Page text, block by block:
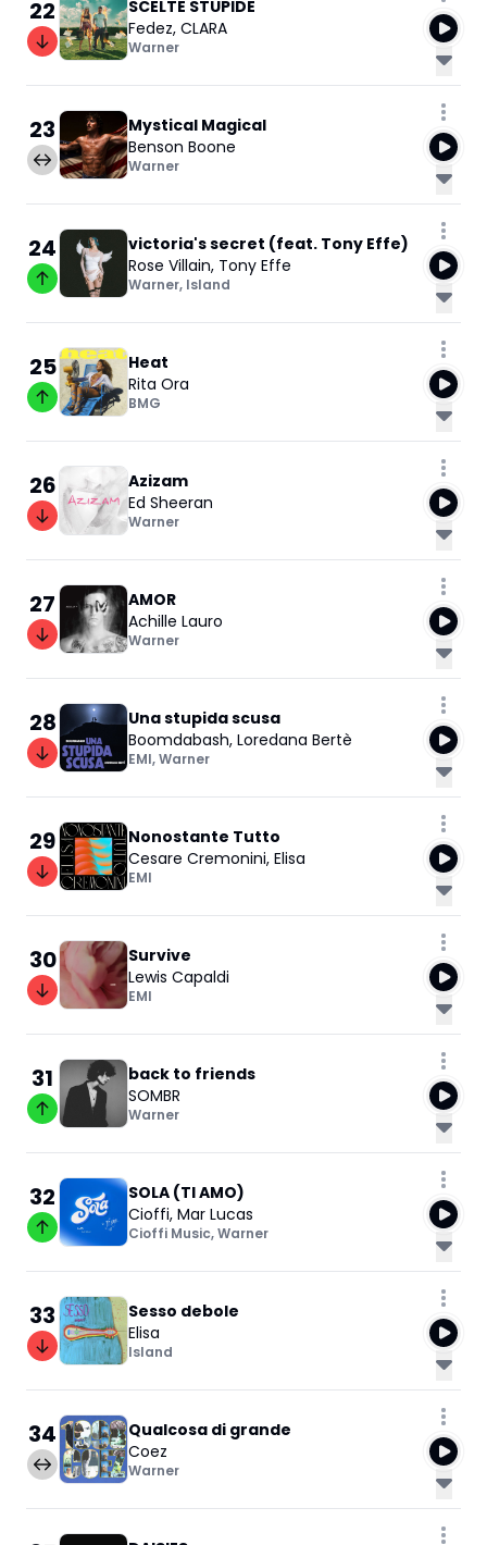
22
SCELTE STUPIDE
Fedez, CLARA
Warner
23
Mystical Magical
Benson Boone
Warner
24
victoria's secret (feat. Tony Effe)
Rose Villain, Tony Effe
Warner, Island
25
Heat
Rita Ora
BMG
26
Azizam
Ed Sheeran
Warner
27
AMOR
Achille Lauro
Warner
28
Una stupida scusa
Boomdabash, Loredana Bertè
EMI,Warner
29
Nonostante Tutto
Cesare Cremonini, Elisa
EMI
30
Survive
Lewis Capaldi
EMI
31
back to friends
SOMBR
Warner
32
SOLA (TI AMO)
Cioffi, Mar Lucas
Cioffi Music,Warner
33
Sesso debole
Elisa
Island
34
Qualcosa di grande
Coez
Warner